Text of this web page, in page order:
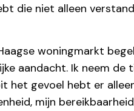
die niet alleen
woningmarkt
aandacht. Ik neem de
het gevoel hebt er
mijn